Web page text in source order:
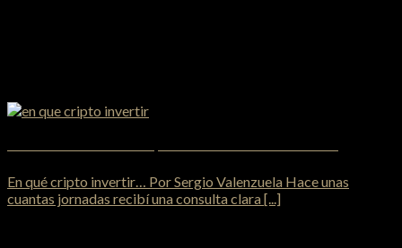
En qué cripto invertir… Por Sergio Valenzuela Hace unas
cuantas jornadas recibí una consulta clara [...]